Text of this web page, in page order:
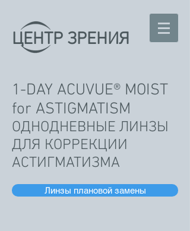
ЦЕНТР ЗРЕНИЯ
1-DAY ACUVUE® MOIST
for ASTIGMATISM
ОДНОДНЕВНЫЕ ЛИНЗЫ
ДЛЯ КОРРЕКЦИИ
АСТИГМАТИЗМА
Линзы плановой замены